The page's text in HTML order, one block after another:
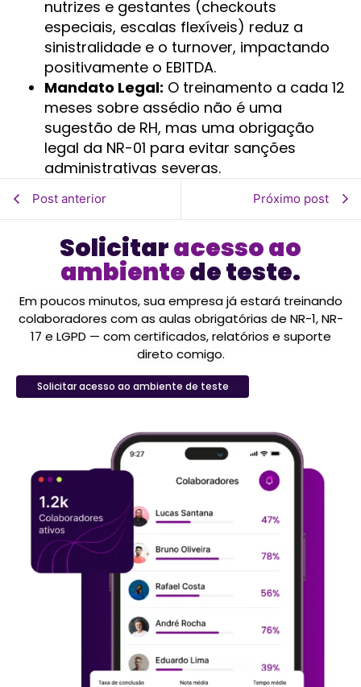
nutrizes e gestantes (checkouts
especiais, escalas flexíveis) reduz a
sinistralidade e o turnover, impactando
positivamente o EBITDA.
Mandato Legal: O treinamento a cada 12
meses sobre assédio não é uma
sugestão de RH, mas uma obrigação
legal da NR-01 para evitar sanções
administrativas severas.
Post anterior Próximo post
Solicitaracesso ao
ambientede teste.
Em poucos minutos, sua empresa já estará treinando
colaboradores com as aulas obrigatórias de NR-1, NR-
17 e LGPD — com certificados, relatórios e suporte
direto comigo.
Solicitar acesso ao ambiente de teste